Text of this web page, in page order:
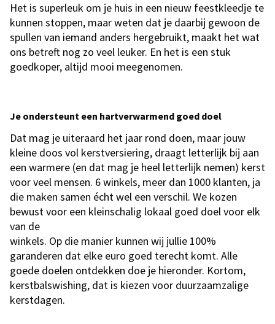
Het is superleuk om je huis in een nieuw feestkleedje te
kunnen stoppen, maar weten dat je daarbij gewoon de
spullen van iemand anders hergebruikt, maakt het wat
ons betreft nog zo veel leuker. En het is een stuk
goedkoper, altijd mooi meegenomen.
Je ondersteunt een hartverwarmend goed doel
Dat mag je uiteraard het jaar rond doen, maar jouw
kleine doos vol kerstversiering, draagt letterlijk bij aan
een warmere (en dat mag je heel letterlijk nemen) kerst
voor veel mensen. 6 winkels, meer dan 1000 klanten, ja
die maken samen écht wel een verschil. We kozen
bewust voor een kleinschalig lokaal goed doel voor elk
van de
winkels. Op die manier kunnen wij jullie 100%
garanderen dat elke euro goed terecht komt. Alle
goede doelen ontdekken doe je hieronder. Kortom,
kerstbalswishing, dat is kiezen voor duurzaamzalige
kerstdagen.